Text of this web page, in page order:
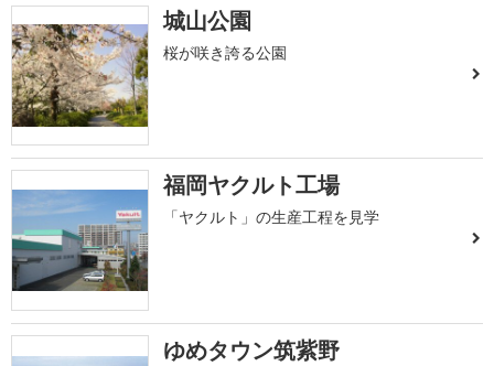
城山公園
桜が咲き誇る公園
福岡ヤクルト工場
「ヤクルト」の生産工程を見学
ゆめタウン筑紫野